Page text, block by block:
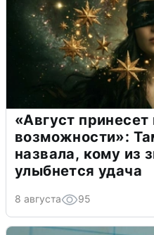
«Август
возможности»:
назвала, кому из
улыбнется удача
8 августа 95